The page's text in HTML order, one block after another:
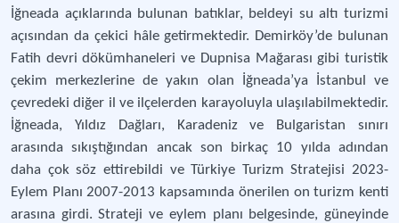
İğneada açıklarında bulunan batıklar, beldeyi su altı turizmi
açısından da çekici hâle getirmektedir. Demirköy’de bulunan
Fatih devri dökümhaneleri ve Dupnisa Mağarası gibi turistik
çekim merkezlerine de yakın olan İğneada’ya İstanbul ve
çevredeki diğer il ve ilçelerden karayoluyla ulaşılabilmektedir.
İğneada, Yıldız Dağları, Karadeniz ve Bulgaristan sınırı
arasında sıkıştığından ancak son birkaç 10 yılda adından
daha çok söz ettirebildi ve Türkiye Turizm Stratejisi 2023-
Eylem Planı 2007-2013 kapsamında önerilen on turizm kenti
arasına girdi. Strateji ve eylem planı belgesinde, güneyinde